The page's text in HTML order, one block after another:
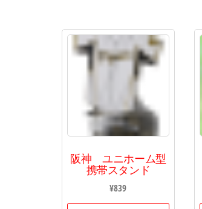
阪神 ユニホーム型
携帯スタンド
¥839